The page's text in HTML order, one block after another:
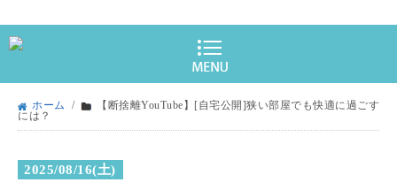
ホーム /
【断捨離YouTube】[自宅公開]狭い部屋でも快適に過ごす
には？
2025/08/16(土)